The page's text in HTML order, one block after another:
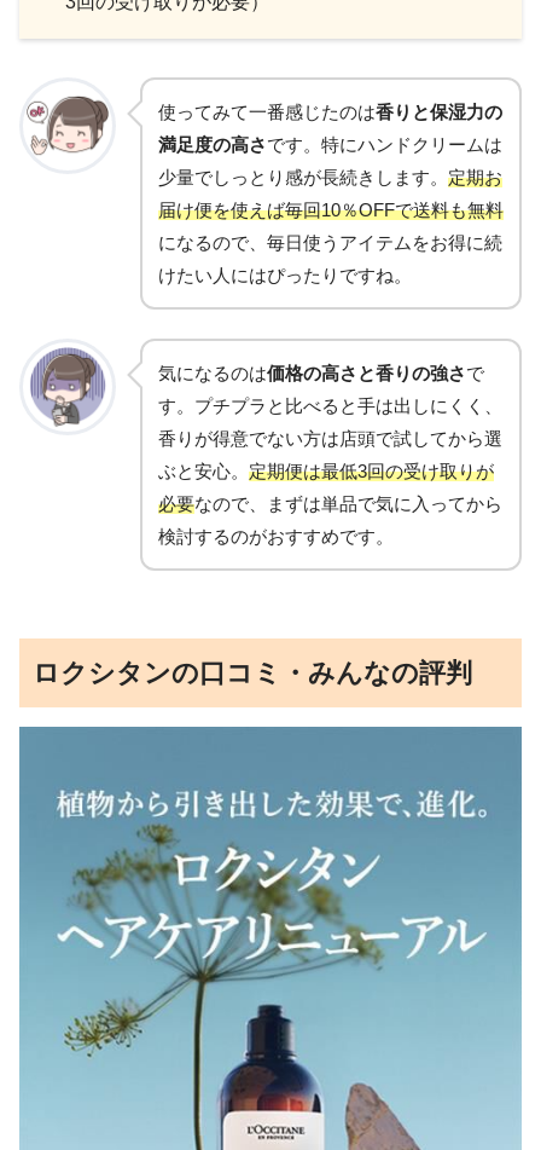
使ってみて一番感じたのは香りと保湿力の
満足度の高さです。特にハンドクリームは
少量でしっとり感が長続きします。 定期お
届け便を使えば毎回10％OFFで送料も無料
になるので、毎日使うアイテムをお得に続
けたい人にはぴったりですね。
気になるのは価格の高さと香りの強さで
す。プチプラと比べると手は出しにくく、
香りが得意でない方は店頭で試してから選
ぶと安心。 定期便は最低3回の受け取りが
必要なので、まずは単品で気に入ってから
検討するのがおすすめです。
ロクシタンの口コミ・みんなの評判